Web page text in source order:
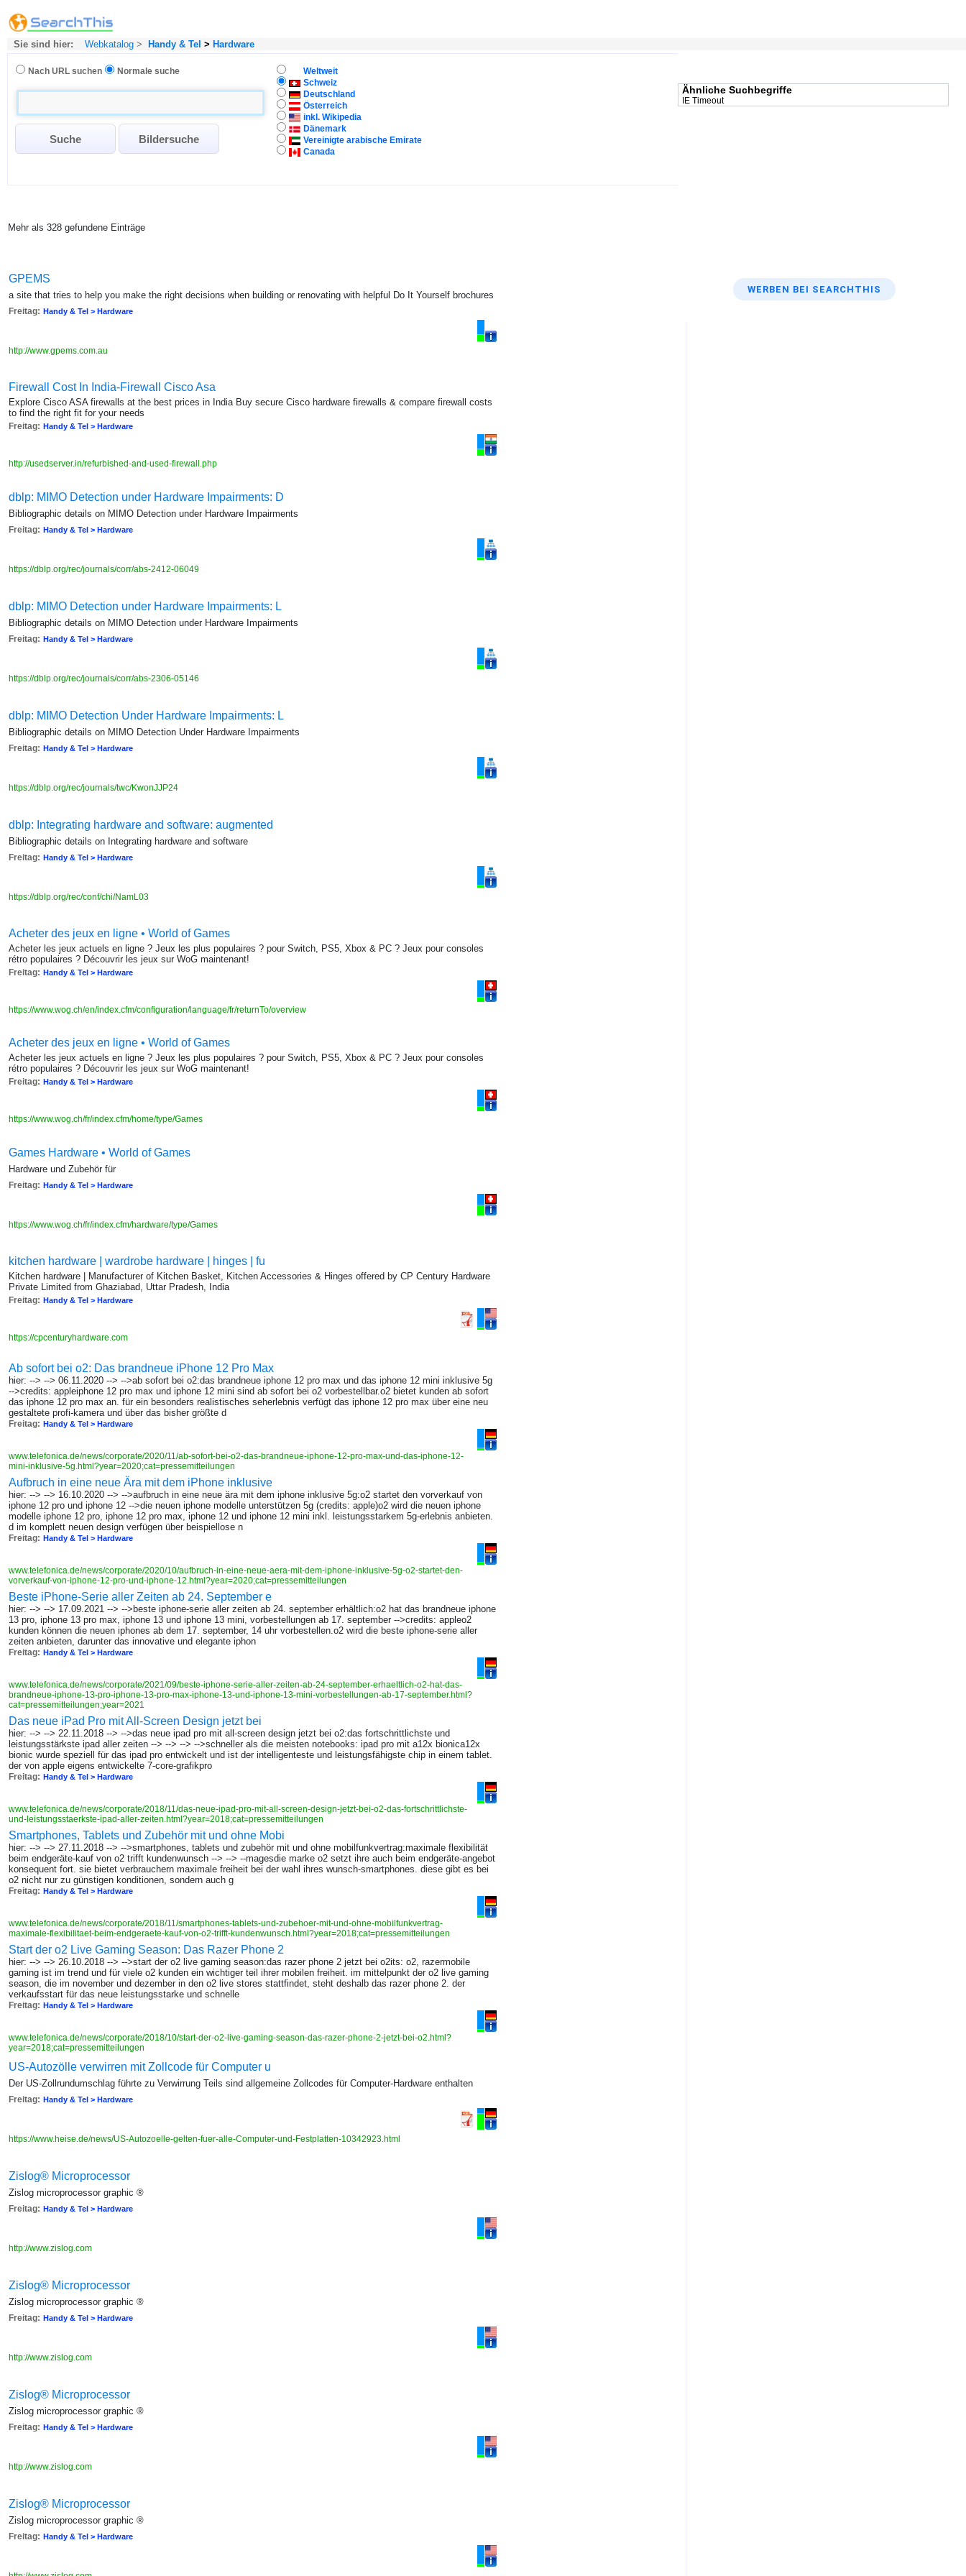
Sie sind hier: Webkatalog > Handy & Tel > Hardware
Nach URL suchen Normale suche
Weltweit
Schweiz
Deutschland
Österreich
inkl. Wikipedia
Dänemark
Vereinigte arabische Emirate
Canada
Mehr als 328 gefundene Einträge
GPEMS
a site that tries to help you make the right decisions when building or renovating with helpful Do It Yourself brochures
Freitag: Handy & Tel > Hardware
http://www.gpems.com.au
Firewall Cost In India-Firewall Cisco Asa
Explore Cisco ASA firewalls at the best prices in India Buy secure Cisco hardware firewalls & compare firewall costs
to find the right fit for your needs
Freitag: Handy & Tel > Hardware
http://usedserver.in/refurbished-and-used-firewall.php
dblp: MIMO Detection under Hardware Impairments: D
Bibliographic details on MIMO Detection under Hardware Impairments
Freitag: Handy & Tel > Hardware
https://dblp.org/rec/journals/corr/abs-2412-06049
dblp: MIMO Detection under Hardware Impairments: L
Bibliographic details on MIMO Detection under Hardware Impairments
Freitag: Handy & Tel > Hardware
https://dblp.org/rec/journals/corr/abs-2306-05146
dblp: MIMO Detection Under Hardware Impairments: L
Bibliographic details on MIMO Detection Under Hardware Impairments
Freitag: Handy & Tel > Hardware
https://dblp.org/rec/journals/twc/KwonJJP24
dblp: Integrating hardware and software: augmented
Bibliographic details on Integrating hardware and software
Freitag: Handy & Tel > Hardware
https://dblp.org/rec/conf/chi/NamL03
Acheter des jeux en ligne • World of Games
Acheter les jeux actuels en ligne ? Jeux les plus populaires ? pour Switch, PS5, Xbox & PC ? Jeux pour consoles
rétro populaires ? Découvrir les jeux sur WoG maintenant!
Freitag: Handy & Tel > Hardware
https://www.wog.ch/en/index.cfm/configuration/language/fr/returnTo/overview
Acheter des jeux en ligne • World of Games
Acheter les jeux actuels en ligne ? Jeux les plus populaires ? pour Switch, PS5, Xbox & PC ? Jeux pour consoles
rétro populaires ? Découvrir les jeux sur WoG maintenant!
Freitag: Handy & Tel > Hardware
https://www.wog.ch/fr/index.cfm/home/type/Games
Games Hardware • World of Games
Hardware und Zubehör für
Freitag: Handy & Tel > Hardware
https://www.wog.ch/fr/index.cfm/hardware/type/Games
kitchen hardware | wardrobe hardware | hinges | fu
Kitchen hardware | Manufacturer of Kitchen Basket, Kitchen Accessories & Hinges offered by CP Century Hardware
Private Limited from Ghaziabad, Uttar Pradesh, India
Freitag: Handy & Tel > Hardware
https://cpcenturyhardware.com
Ab sofort bei o2: Das brandneue iPhone 12 Pro Max
hier: --> --> 06.11.2020 --> -->ab sofort bei o2:das brandneue iphone 12 pro max und das iphone 12 mini inklusive 5g
-->credits: appleiphone 12 pro max und iphone 12 mini sind ab sofort bei o2 vorbestellbar.o2 bietet kunden ab sofort
das iphone 12 pro max an. für ein besonders realistisches seherlebnis verfügt das iphone 12 pro max über eine neu
gestaltete profi-kamera und über das bisher größte d
Freitag: Handy & Tel > Hardware
www.telefonica.de/news/corporate/2020/11/ab-sofort-bei-o2-das-brandneue-iphone-12-pro-max-und-das-iphone-12-
mini-inklusive-5g.html?year=2020;cat=pressemitteilungen
Aufbruch in eine neue Ära mit dem iPhone inklusive
hier: --> --> 16.10.2020 --> -->aufbruch in eine neue ära mit dem iphone inklusive 5g:o2 startet den vorverkauf von
iphone 12 pro und iphone 12 -->die neuen iphone modelle unterstützen 5g (credits: apple)o2 wird die neuen iphone
modelle iphone 12 pro, iphone 12 pro max, iphone 12 und iphone 12 mini inkl. leistungsstarkem 5g-erlebnis anbieten.
d im komplett neuen design verfügen über beispiellose n
Freitag: Handy & Tel > Hardware
www.telefonica.de/news/corporate/2020/10/aufbruch-in-eine-neue-aera-mit-dem-iphone-inklusive-5g-o2-startet-den-
vorverkauf-von-iphone-12-pro-und-iphone-12.html?year=2020;cat=pressemitteilungen
Beste iPhone-Serie aller Zeiten ab 24. September e
hier: --> --> 17.09.2021 --> -->beste iphone-serie aller zeiten ab 24. september erhältlich:o2 hat das brandneue iphone
13 pro, iphone 13 pro max, iphone 13 und iphone 13 mini, vorbestellungen ab 17. september -->credits: appleo2
kunden können die neuen iphones ab dem 17. september, 14 uhr vorbestellen.o2 wird die beste iphone-serie aller
zeiten anbieten, darunter das innovative und elegante iphon
Freitag: Handy & Tel > Hardware
www.telefonica.de/news/corporate/2021/09/beste-iphone-serie-aller-zeiten-ab-24-september-erhaeltlich-o2-hat-das-
brandneue-iphone-13-pro-iphone-13-pro-max-iphone-13-und-iphone-13-mini-vorbestellungen-ab-17-september.html?
cat=pressemitteilungen;year=2021
Das neue iPad Pro mit All-Screen Design jetzt bei
hier: --> --> 22.11.2018 --> -->das neue ipad pro mit all-screen design jetzt bei o2:das fortschrittlichste und
leistungsstärkste ipad aller zeiten --> --> --> -->schneller als die meisten notebooks: ipad pro mit a12x bionica12x
bionic wurde speziell für das ipad pro entwickelt und ist der intelligenteste und leistungsfähigste chip in einem tablet.
der von apple eigens entwickelte 7-core-grafikpro
Freitag: Handy & Tel > Hardware
www.telefonica.de/news/corporate/2018/11/das-neue-ipad-pro-mit-all-screen-design-jetzt-bei-o2-das-fortschrittlichste-
und-leistungsstaerkste-ipad-aller-zeiten.html?year=2018;cat=pressemitteilungen
Smartphones, Tablets und Zubehör mit und ohne Mobi
hier: --> --> 27.11.2018 --> -->smartphones, tablets und zubehör mit und ohne mobilfunkvertrag:maximale flexibilität
beim endgeräte-kauf von o2 trifft kundenwunsch --> --> --magesdie marke o2 setzt ihre auch beim endgeräte-angebot
konsequent fort. sie bietet verbrauchern maximale freiheit bei der wahl ihres wunsch-smartphones. diese gibt es bei
o2 nicht nur zu günstigen konditionen, sondern auch g
Freitag: Handy & Tel > Hardware
www.telefonica.de/news/corporate/2018/11/smartphones-tablets-und-zubehoer-mit-und-ohne-mobilfunkvertrag-
maximale-flexibilitaet-beim-endgeraete-kauf-von-o2-trifft-kundenwunsch.html?year=2018;cat=pressemitteilungen
Start der o2 Live Gaming Season: Das Razer Phone 2
hier: --> --> 26.10.2018 --> -->start der o2 live gaming season:das razer phone 2 jetzt bei o2its: o2, razermobile
gaming ist im trend und für viele o2 kunden ein wichtiger teil ihrer mobilen freiheit. im mittelpunkt der o2 live gaming
season, die im november und dezember in den o2 live stores stattfindet, steht deshalb das razer phone 2. der
verkaufsstart für das neue leistungsstarke und schnelle
Freitag: Handy & Tel > Hardware
www.telefonica.de/news/corporate/2018/10/start-der-o2-live-gaming-season-das-razer-phone-2-jetzt-bei-o2.html?
year=2018;cat=pressemitteilungen
US-Autozölle verwirren mit Zollcode für Computer u
Der US-Zollrundumschlag führte zu Verwirrung Teils sind allgemeine Zollcodes für Computer-Hardware enthalten
Freitag: Handy & Tel > Hardware
https://www.heise.de/news/US-Autozoelle-gelten-fuer-alle-Computer-und-Festplatten-10342923.html
Zislog® Microprocessor
Zislog microprocessor graphic ®
Freitag: Handy & Tel > Hardware
http://www.zislog.com
Zislog® Microprocessor
Zislog microprocessor graphic ®
Freitag: Handy & Tel > Hardware
http://www.zislog.com
Zislog® Microprocessor
Zislog microprocessor graphic ®
Freitag: Handy & Tel > Hardware
http://www.zislog.com
Zislog® Microprocessor
Zislog microprocessor graphic ®
Freitag: Handy & Tel > Hardware